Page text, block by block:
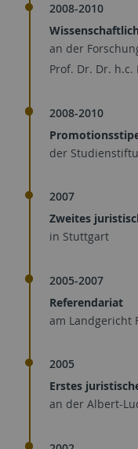
2008-2010
an der
Prof. Dr. Dr.
2008-2010
der
2007
Zweites
in Stuttgart
2005-2007
Referendariat
am Landgericht
2005
Erstes
an der Albert-